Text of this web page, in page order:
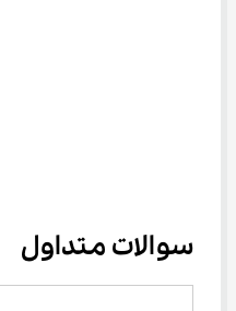
سوالات متداول